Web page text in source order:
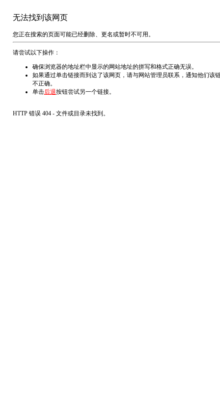
无法找到该网页
您正在搜索的页面可能已经删除、更名或暂时不可用。
请尝试以下操作：
确保浏览器的地址栏中显示的网站地址的拼写和格式正确无误。
如果通过单击链接而到达了该网页，请与网站管理员联系，通知他们该
不正确。
单击后退按钮尝试另一个链接。
HTTP 错误 404 - 文件或目录未找到。